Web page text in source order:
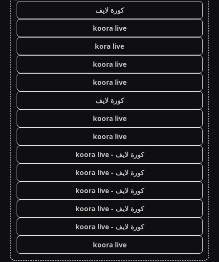
كورة لايف
koora live
kora live
koora live
koora live
كورة لايف
koora live
koora live
كورة لايف - koora live
كورة لايف - koora live
كورة لايف - koora live
كورة لايف - koora live
كورة لايف - koora live
koora live